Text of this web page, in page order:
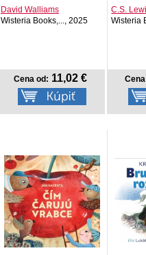
David Walliams
Wisteria Books,..., 2025
Cena od: 11,02 €
C.S.
Wisteria